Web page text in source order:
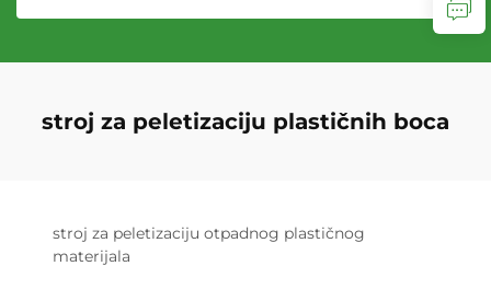
stroj za peletizaciju plastičnih boca
stroj za peletizaciju otpadnog plastičnog
materijala